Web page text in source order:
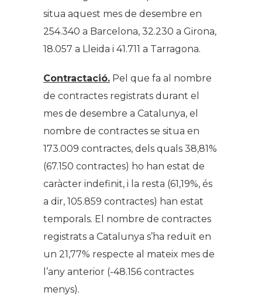
situa aquest mes de desembre en
254.340 a Barcelona, 32.230 a Girona,
18.057 a Lleida i 41.711 a Tarragona.
Contractació. Pel que fa al nombre
de contractes registrats durant el
mes de desembre a Catalunya, el
nombre de contractes se situa en
173.009 contractes, dels quals 38,81%
(67.150 contractes) ho han estat de
caràcter indefinit, i la resta (61,19%, és
a dir, 105.859 contractes) han estat
temporals. El nombre de contractes
registrats a Catalunya s’ha reduït en
un 21,77% respecte al mateix mes de
l’any anterior (-48.156 contractes
menys).